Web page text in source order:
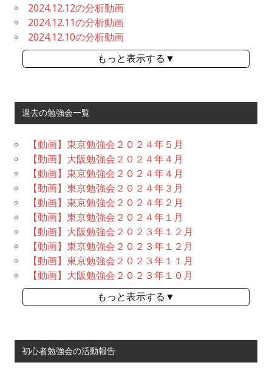
2024.12.12の分析動画
2024.12.11の分析動画
2024.12.10の分析動画
もっと表示する▼
過去の勉強会一覧
【動画】東京勉強会２０２４年５月
【動画】大阪勉強会２０２４年４月
【動画】東京勉強会２０２４年４月
【動画】東京勉強会２０２４年３月
【動画】東京勉強会２０２４年２月
【動画】東京勉強会２０２４年１月
【動画】大阪勉強会２０２３年１２月
【動画】東京勉強会２０２３年１２月
【動画】東京勉強会２０２３年１１月
【動画】大阪勉強会２０２３年１０月
もっと表示する▼
初心者勉強会の活動報告